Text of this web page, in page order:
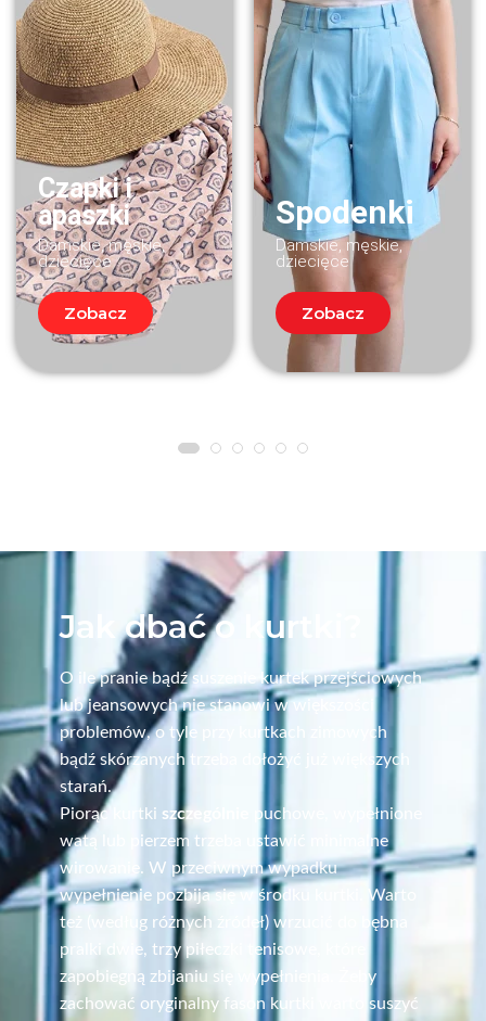
Czapki i
apaszki
Damskie, męskie,
dziecięce
Zobacz
Spodenki
Damskie, męskie,
dziecięce
Zobacz
Jak dbać o kurtki?
O ile pranie bądź suszenie kurtek przejściowych
lub jeansowych nie stanowi w większości
problemów, o tyle przy kurtkach zimowych
bądź skórzanych trzeba dołożyć już większych
starań.
Piorąc kurtki szczególnie
puchowe, wypełnione
watą lub pierzem trzeba ustawić minimalne
wirowanie. W przeciwnym wypadku
wypełnienie pozbija się w środku kurtki. Warto
też (według różnych źródeł) wrzucić do bębna
pralki dwie, trzy piłeczki tenisowe, które
zapobiegną zbijaniu się wypełnienia. Żeby
zachować oryginalny fason kurtki warto suszyć